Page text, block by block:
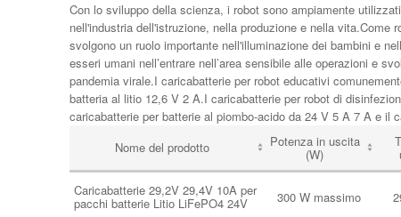
Con lo sviluppo della scienza, i robot sono ampiamente
nell'industria dell'istruzione, nella produzione e nella
svolgono un ruolo importante nell'illuminazione dei bambini e
esseri umani nell’entrare nell’area sensibile alle operazioni e
pandemia virale.I caricabatterie per robot educativi
batteria al litio 12,6 V 2 A.I caricabatterie per robot di
caricabatterie per batterie al piombo-acido da 24 V 5 A 7 A e il
Nome del prodotto
Potenza in uscita
(W)
Caricabatterie 29,2V 29,4V 10A per
pacchi batterie Litio LiFePO4 24V 300 W massimo